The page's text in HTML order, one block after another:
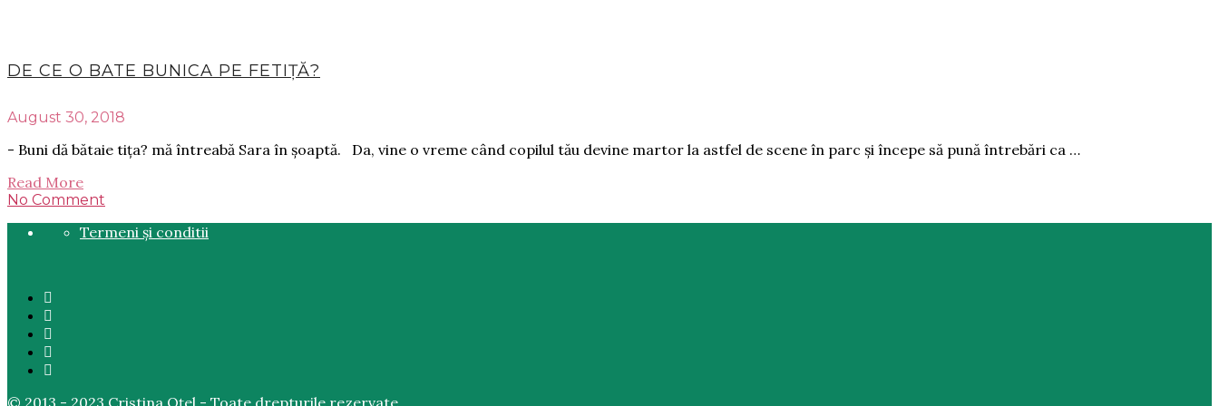
DE CE O BATE BUNICA PE FETIȚĂ?
August 30, 2018
- Buni dă bătaie tița? mă întreabă Sara în șoaptă. Da, vine o vreme când copilul tău devine martor la astfel de scene în parc și începe să pună întrebări ca …
Read More
No Comment
Termeni și conditii